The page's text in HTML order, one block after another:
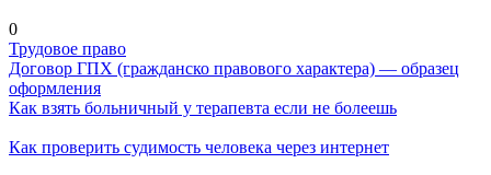
0
Трудовое право
Договор ГПХ (гражданско правового характера) — образец
оформления
Как взять больничный у терапевта если не болеешь
Как проверить судимость человека через интернет